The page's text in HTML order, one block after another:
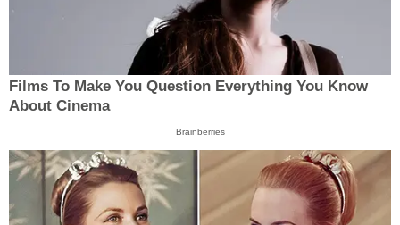
Films To Make You Question Everything You Know
About Cinema
Brainberries